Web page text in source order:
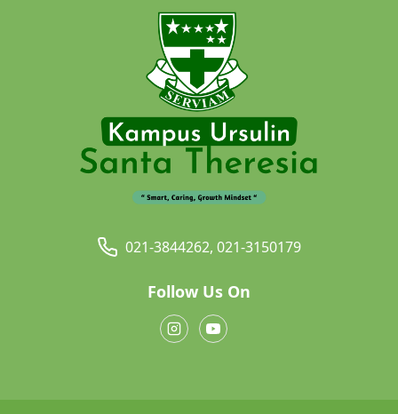
021-3844262, 021-3150179
Follow Us On